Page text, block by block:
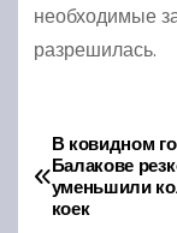
необходимые
разрешилась.
Н
а
В ковидном
Балакове
уменьшили
коек